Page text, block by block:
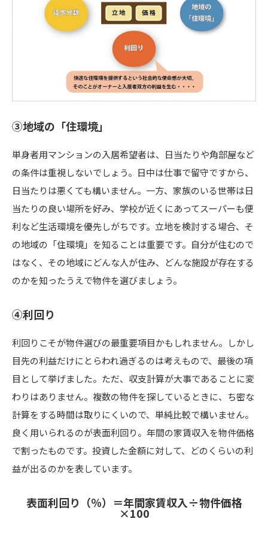
③地域の「住環境」
単身者用マンションの入居希望者は、日当たりや角部屋など
の条件は重視しないでしょう。日中は仕事で留守ですから、
日当たりは悪くても構いません。一方、家族のいる世帯は日
当たりの良い場所を好み、学校が近くにあってスーパーも便
利など生活環境を優先しがちです。立地を検討する場合、そ
の地域の「住環境」を知ることは重要です。自分が住むので
はなく、その地域にどんな人が住み、どんな施設が存在する
のかを知ったうえで物件を選びましょう。
④利回り
利回りこそが物件選びの最重要項目かもしれません。しかし
目先の利益だけにとらわれ過ぎるのは考えもので、最後の項
目として挙げました。ただ、収支計算が大事であることに変
わりはありません。複数の物件を探しているときに、ち密な
計算をする時間は取りにくいので、単純比較で構いません。
良く用いられるのが表面利回り。年間の家賃収入を物件価格
で割ったものです。投資した金額に対して、どのくらいの利
益が出るのかを表しています。
表面利回り（％）＝年間家賃収入÷物件価格
×100